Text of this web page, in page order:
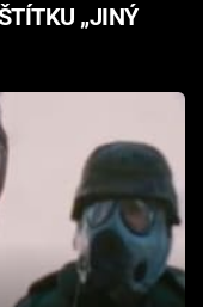
„JINÝ